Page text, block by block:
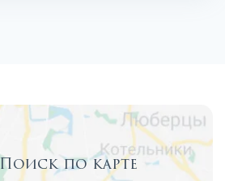
Поиск по карте